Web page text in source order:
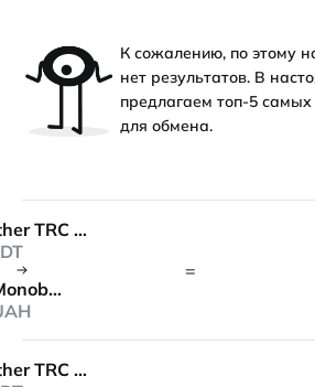
К сожалению, по этому
нет результатов. В
предлагаем топ-5
для обмена.
Tether TRC 20
Monobank
=
Tether TRC 20